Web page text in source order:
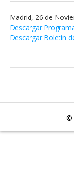
Madrid, 26 de
Descargar
Descargar Boletín
©